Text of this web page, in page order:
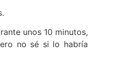
unos 10 minutos,
no sé si lo habría